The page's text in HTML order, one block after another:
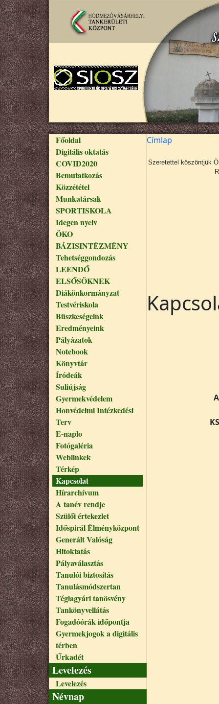
Ugrás a tartalomra
Fő navigáció
Főoldal
Digitális oktatás
COVID2020
Bemutatkozás
Közzététel
Munkatársak
SPORTISKOLA
Idegen nyelv
ÖKO
BÁZISINTÉZMÉNY
Tehetséggondozás
LEENDŐ
ELSŐSÖKNEK
Diákönkormányzat
Testvériskola
Büszkeségeink
Eredményeink
Pályázatok
Notebook
Könyvtár
Íródeák
Suliújság
Gyermekvédelem
Honvédelmi Intézkedési
Terv
E-naplo
Fotógaléria
Weblinkek
Térkép
Kapcsolat
Hírarchívum
A tanév rendje
Szülői értekezlet
Időspirál Élményközpont
Generált Valóság
Hitoktatás
Pályaválasztás
Tanulói biztosítás
Tanulásmódszertan
Téglagyári tanösvény
Tankönyvellátás
Fogadóórák időpontja
Gyermekjogok a digitális
térben
Űrkadét
Levelezés
Levelezés
Névnap
Címlap
Szeretettel köszöntjük